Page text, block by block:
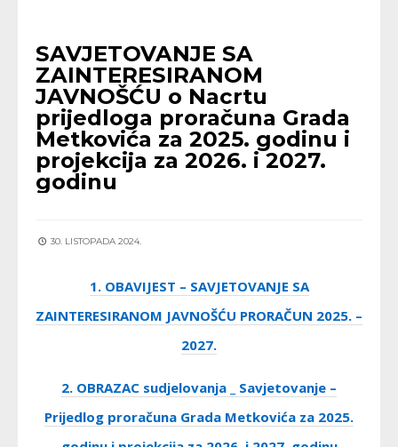
SAVJETOVANJE SA
ZAINTERESIRANOM
JAVNOŠĆU o Nacrtu
prijedloga proračuna Grada
Metkovića za 2025. godinu i
projekcija za 2026. i 2027.
godinu
30. LISTOPADA 2024.
1. OBAVIJEST – SAVJETOVANJE SA
ZAINTERESIRANOM JAVNOŠĆU PRORAČUN 2025. –
2027.
2. OBRAZAC sudjelovanja _ Savjetovanje –
Prijedlog proračuna Grada Metkovića za 2025.